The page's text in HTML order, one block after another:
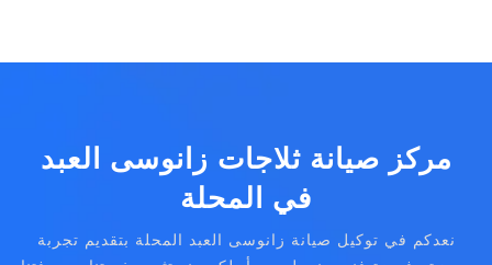
مركز صيانة ثلاجات زانوسى العبد
في المحلة
نعدكم في توكيل صيانة زانوسى العبد المحلة بتقديم تجربة